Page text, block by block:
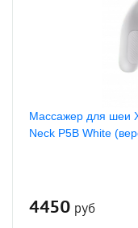
Массажер для шеи
Neck P5B White
4450 руб